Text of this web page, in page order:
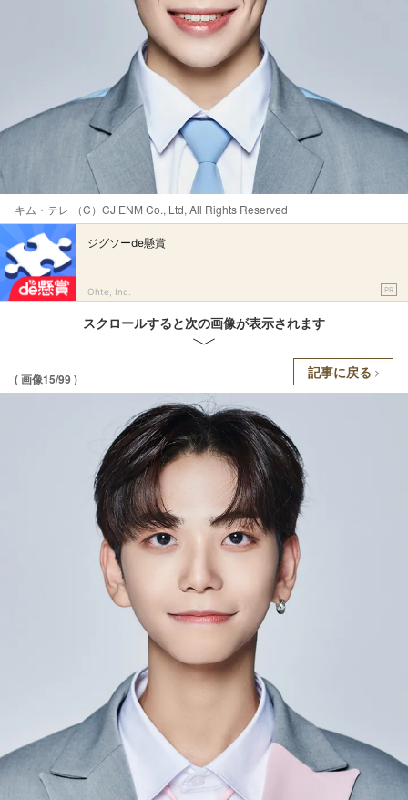
キム・テレ （C）CJ ENM Co., Ltd, All Rights Reserved
ジグソーde懸賞
Ohte, Inc. PR
スクロールすると次の画像が表示されます
( 画像15/99 ) 記事に戻る